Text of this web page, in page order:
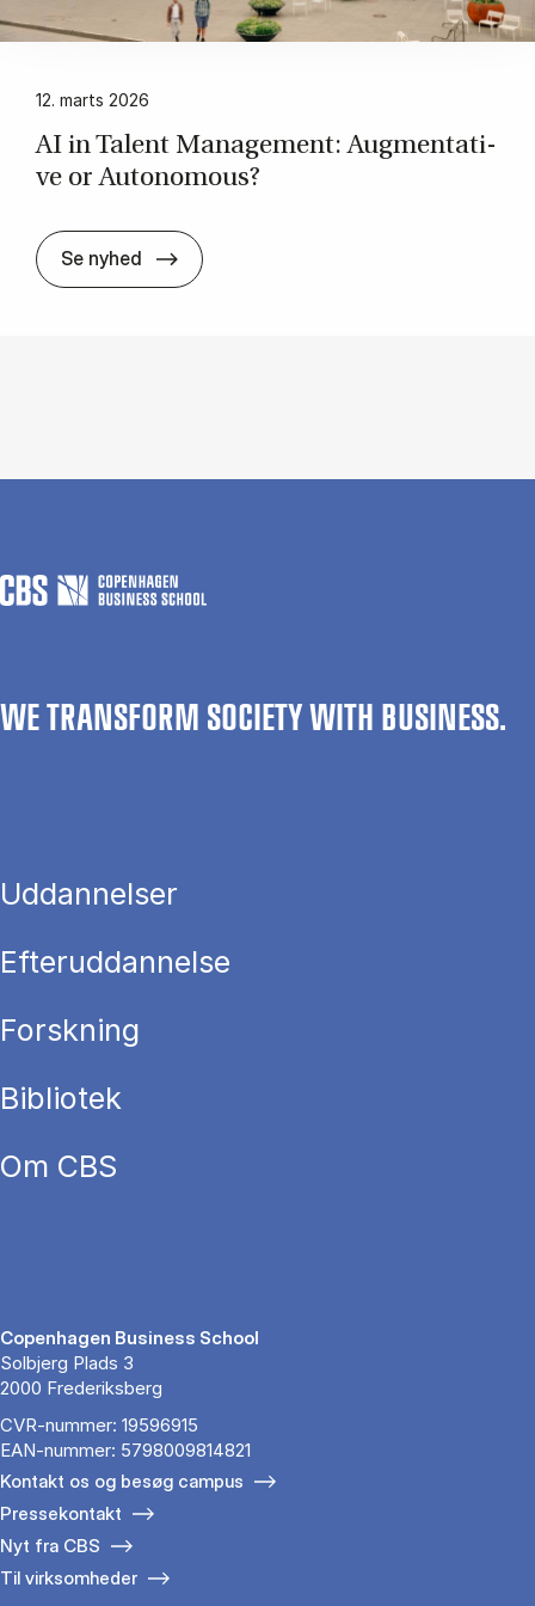
12. marts 2026
AI in Ta­lent Ma­na­ge­ment: Aug­men­ta­ti­
ve or Au­to­no­mous?
Se nyhed AI in Ta­lent Ma­na­ge­ment:
WE TRANSFORM SOCIETY WITH BUSINESS.
Uddannelser
Efteruddannelse
Forskning
Bibliotek
Om CBS
Copenhagen Business School
Solbjerg Plads 3
2000 Frederiksberg
CVR-nummer: 19596915
EAN-nummer: 5798009814821
Kontakt os og besøg campus
Pressekontakt
Nyt fra CBS
Til virksomheder